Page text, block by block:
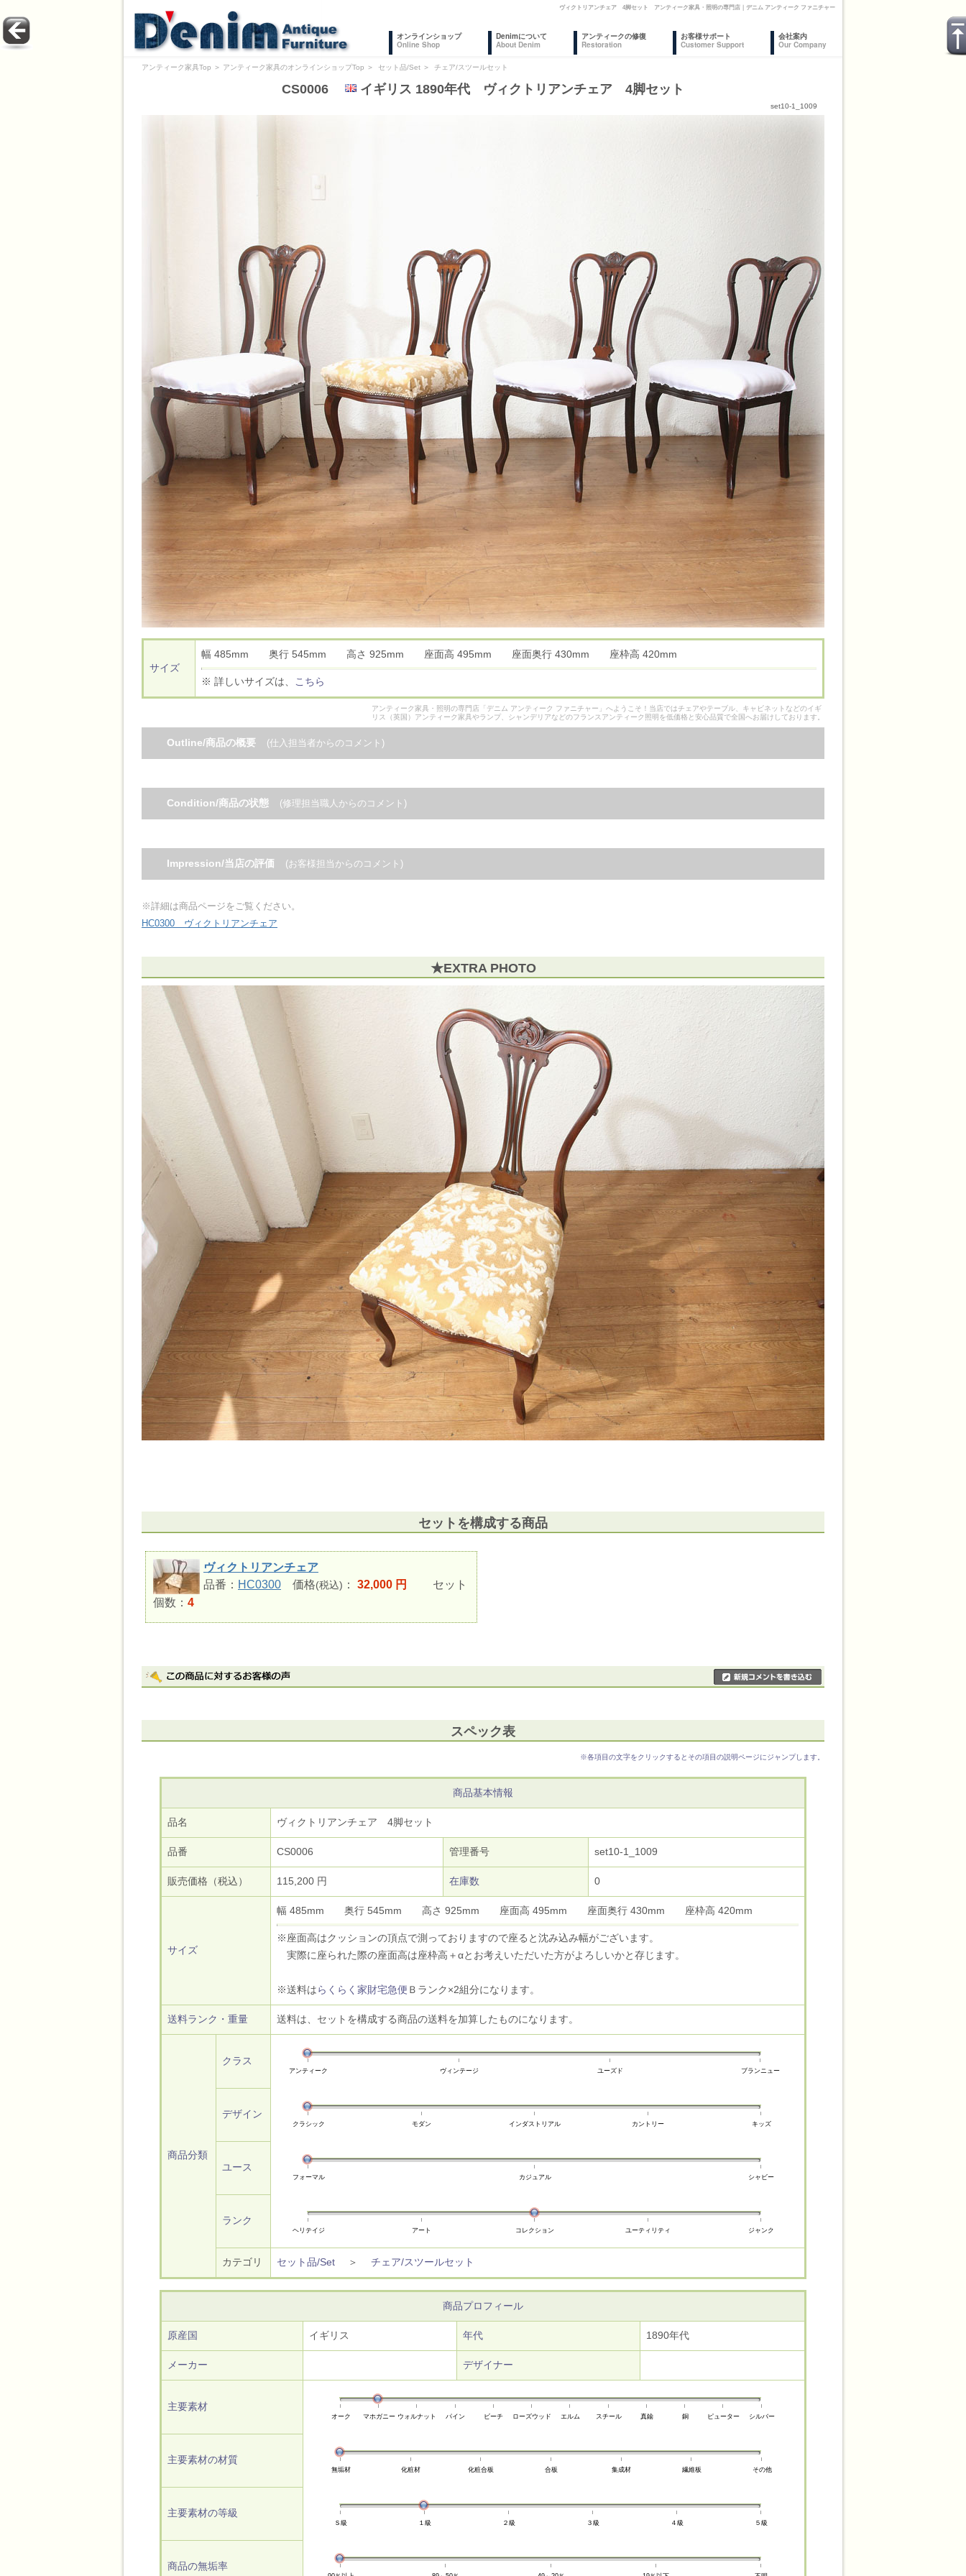
ヴィクトリアンチェア 4脚セット アンティーク家具・照明の専門店｜デニム アンティーク ファニチャー
オンラインショップ
Online Shop
Denimについて
About Denim
アンティークの修復
Restoration
お客様サポート
Customer Support
会社案内
Our Company
アンティーク家具Top ＞ アンティーク家具のオンラインショップTop ＞ セット品/Set ＞ チェア/スツールセット
CS0006 イギリス 1890年代 ヴィクトリアンチェア 4脚セット
set10-1_1009
サイズ
幅 485mm 奥行 545mm 高さ 925mm 座面高 495mm 座面奥行 430mm 座枠高 420mm
※ 詳しいサイズは、 こちら
アンティーク家具・照明の専門店「デニム アンティーク ファニチャー」へようこそ！当店ではチェアやテーブル、キャビネットなどのイギ
リス（英国）アンティーク家具やランプ、シャンデリアなどのフランスアンティーク照明を低価格と安心品質で全国へお届けしております。
Outline/商品の概要 (仕入担当者からのコメント)
Condition/商品の状態 (修理担当職人からのコメント)
Impression/当店の評価 (お客様担当からのコメント)
※詳細は商品ページをご覧ください。
HC0300 ヴィクトリアンチェア
★EXTRA PHOTO
セットを構成する商品
ヴィクトリアンチェア
品番： HC0300 価格(税込) ： 32,000 円
セット
個数： 4
スペック表
※各項目の文字をクリックするとその項目の説明ページにジャンプします。
商品基本情報
品名 ヴィクトリアンチェア 4脚セット
品番 CS0006 管理番号 set10-1_1009
販売価格（税込） 115,200 円 在庫数 0
サイズ
幅 485mm 奥行 545mm 高さ 925mm 座面高 495mm 座面奥行 430mm 座枠高 420mm
※座面高はクッションの頂点で測っておりますので座ると沈み込み幅がございます。
実際に座られた際の座面高は座枠高＋αとお考えいただいた方がよろしいかと存じます。
※送料は らくらく家財宅急便 Ｂランク×2組分になります。
送料ランク・重量 送料は、セットを構成する商品の送料を加算したものになります。
商品分類
クラス
アンティーク ヴィンテージ ユーズド ブランニュー
デザイン
クラシック モダン インダストリアル カントリー キッズ
ユース
フォーマル カジュアル シャビー
ランク
ヘリテイジ アート コレクション ユーティリティ ジャンク
カテゴリ セット品/Set ＞ チェア/スツールセット
商品プロフィール
原産国 イギリス 年代 1890年代
メーカー デザイナー
主要素材
オーク マホガニー ウォルナット パイン ビーチ ローズウッド エルム スチール 真鍮 銅 ピューター シルバー
主要素材の材質
無垢材 化粧材 化粧合板 合板 集成材 繊維板 その他
主要素材の等級
Ｓ級 １級 ２級 ３級 ４級 ５級
商品の無垢率